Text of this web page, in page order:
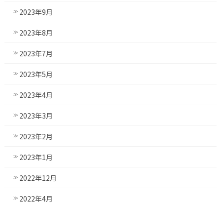
2023年9月
2023年8月
2023年7月
2023年5月
2023年4月
2023年3月
2023年2月
2023年1月
2022年12月
2022年4月